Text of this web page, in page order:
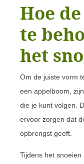
Hoe
te
het
Om de juiste vorm
een appelboom,
die je kunt volgen.
ervoor zorgen dat
opbrengst geeft.
Tijdens het